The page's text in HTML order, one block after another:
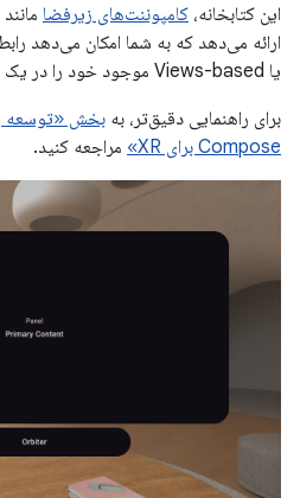
این کتابخانه، کامپوننت‌های زیرفضا مانند
یا Views-based موجود خود را در یک طرح‌بندی فضایی قرار دهید.
برای راهنمایی دقیق‌تر، به
Compose برای XR»
مراجعه کنید.